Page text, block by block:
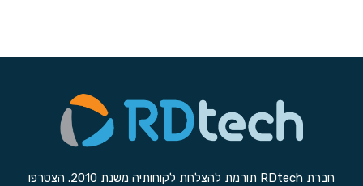
חברת RDtech תורמת להצלחת לקוחותיה משנת 2010. הצטרפו